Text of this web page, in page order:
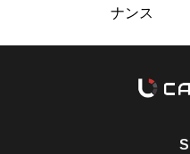
ナンス